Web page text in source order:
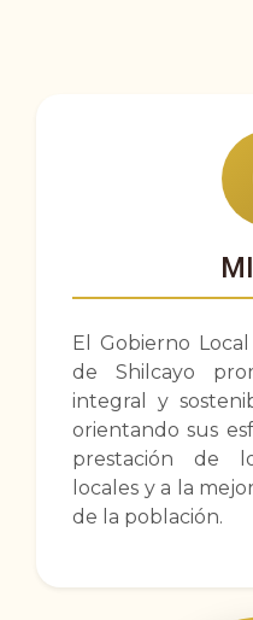
El Gobierno
de Shilcayo
integral y
orientando sus
prestación de
locales y a la
de la población.